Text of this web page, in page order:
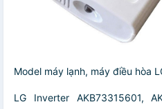
Model máy lạnh, máy điều hòa
LG Inverter AKB73315601,